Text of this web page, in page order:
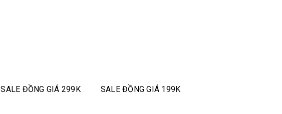
SALE ĐỒNG GIÁ 299K SALE ĐỒNG GIÁ 199K